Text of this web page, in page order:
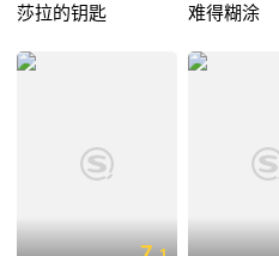
莎拉的钥匙 难得糊涂